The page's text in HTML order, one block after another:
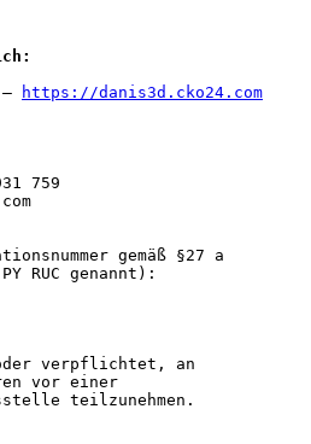
https://danis3d.cko24.com
759
gemäß §27 a
RUC genannt):
verpflichtet, an
vor einer
teilzunehmen.